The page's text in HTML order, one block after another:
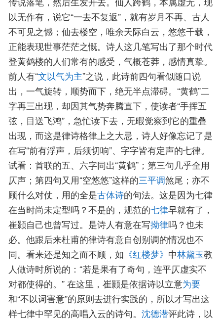
以无作有，说它“一去不复返”，就有岁月不再、古人
不可见之憾；仙去楼空，唯余天际白云，悠悠千载，
正能表现世事茫茫之慨。诗人这几笔写出了那个时代
登黄鹤楼的人们常有的感受，气概苍莽，感情真挚。
前人有“文以气为主”之说，此诗前四句看似随口说
出，一气旋转，顺势而下，绝无半点滞碍。“黄鹤”二
字再三出现，却因其气势奔腾直下，使读者“手挥五
弦，目送飞鸿”，急忙读下去，无暇觉察到它的重叠
出现，而这是律诗格律上之大忌，诗人好像忘记了是
在写“前有浮声，后须切响”、字字皆有定声的七律。
试看：首联的五、六字同出“黄鹤”；第三句几乎全用
仄声；第四句又用“空悠悠”这样的三平调煞尾；亦不
顾什么对仗，用的全是古体诗的句法。这是因为七律
在当时尚未定型吗？不是的，规范的七律早就有了，
崔颢自己也曾写过。是诗人有意在写拗律吗？也未
必。他跟后来杜甫的律诗有意自创别调的情况也不
同。看来还是知之而不顾，如 《红楼梦》 中林黛玉教
人做诗时所说的：“若是果有了奇句，连平仄虚实不
对都使得的。” 在这里，崔颢是依据诗以立意为要
和“不以词害意”的原则去进行实践的，所以才写出这
样七律中罕见的高唱入云的诗句。 沈德潜评此诗，以